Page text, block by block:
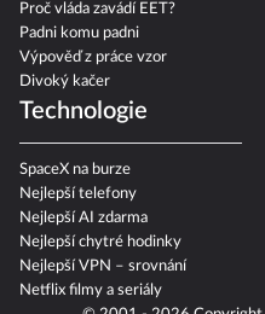
Proč vláda zavádí EET?
Padni komu padni
Výpověď z práce vzor
Divoký kačer
Technologie
SpaceX na burze
Nejlepší telefony
Nejlepší AI zdarma
Nejlepší chytré hodinky
Nejlepší VPN – srovnání
Netflix filmy a seriály